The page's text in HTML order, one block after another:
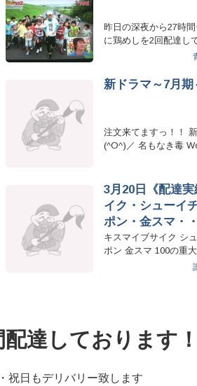
昨日の深夜から27時
に鶏めしを2回配達し
新ドラマ～7月期
注文来てますっ！！
(^O^)／ 名もなき毒
3月20日《配達
イク・シューイ
ポン・金スマ・
キスマイブサイク シ
ポン 金スマ 100の重
達しております！
祝日もデリバリー致します